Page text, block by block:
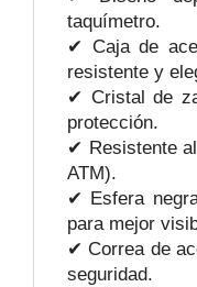
taquímetro.
✔ Caja de
resistente y
✔ Cristal de
protección.
✔ Resistente
ATM).
✔ Esfera
para mejor
✔ Correa de
seguridad.